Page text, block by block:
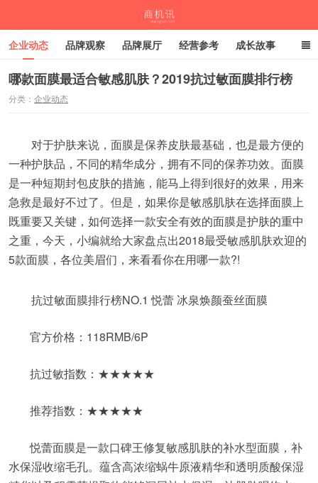
企业动态 品牌观察 品牌展厅 经营参考 成长故事
深度观察 伙伴计划
哪款面膜最适合敏感肌肤？2019抗过敏面膜排行榜
分类： 企业动态
对于护肤来说，面膜是保养皮肤最基础，也是最方便的
一种护肤品，不同的精华成分，拥有不同的保养功效。面膜
是一种短期封包皮肤的措施，能马上得到很好的效果，用来
急救是最好不过了。但是，如果你是敏感肌肤在选择面膜上
既重要又关键，如何选择一款安全有效的面膜是护肤的重中
之重，今天，小编就给大家盘点出2018最受敏感肌肤欢迎的
5款面膜，各位美眉们，来看看你在用哪一款?!
抗过敏面膜排行榜NO.1 悦蕾 冰泉焕颜蚕丝面膜
官方价格：118RMB/6P
抗过敏指数：★★★★★
推荐指数：★★★★★
悦蕾面膜是一款口碑王修复敏感肌肤的补水型面膜，补
水保湿收缩毛孔。蕴含高浓缩蜗牛原液精华和透明质酸保湿